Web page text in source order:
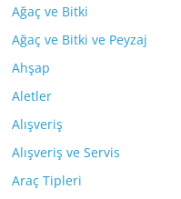
Ağaç ve Bitki
Ağaç ve Bitki ve Peyzaj
Ahşap
Aletler
Alışveriş
Alışveriş ve Servis
Araç Tipleri